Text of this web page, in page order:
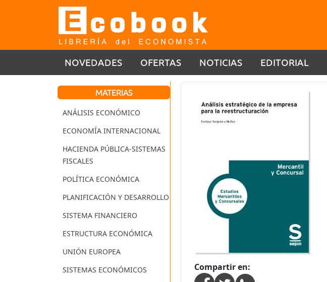
NOVEDADES OFERTAS NOTICIAS EDITORIAL
MATERIAS
ANÁLISIS ECONÓMICO
ECONOMÍA INTERNACIONAL
HACIENDA PÚBLICA-SISTEMAS
FISCALES
POLÍTICA ECONÓMICA
PLANIFICACIÓN Y DESARROLLO
SISTEMA FINANCIERO
ESTRUCTURA ECONÓMICA
UNIÓN EUROPEA
SISTEMAS ECONÓMICOS
Compartir en: